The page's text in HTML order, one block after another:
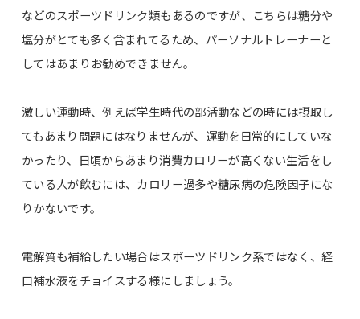
などのスポーツドリンク類もあるのですが、こちらは糖分や
塩分がとても多く含まれてるため、パーソナルトレーナーと
してはあまりお勧めできません。
激しい運動時、例えば学生時代の部活動などの時には摂取し
てもあまり問題にはなりませんが、運動を日常的にしていな
かったり、日頃からあまり消費カロリーが高くない生活をし
ている人が飲むには、カロリー過多や糖尿病の危険因子にな
りかないです。
電解質も補給したい場合はスポーツドリンク系ではなく、経
口補水液をチョイスする様にしましょう。